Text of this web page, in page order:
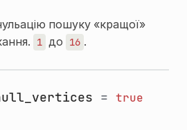
пошуку «кращої»
1 до 16 .
= true